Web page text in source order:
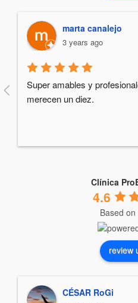
marta canalejo
3 years ago
Super amables y
merecen un diez.
Clínica
4.6
Based
review
CÉSAR RoGi